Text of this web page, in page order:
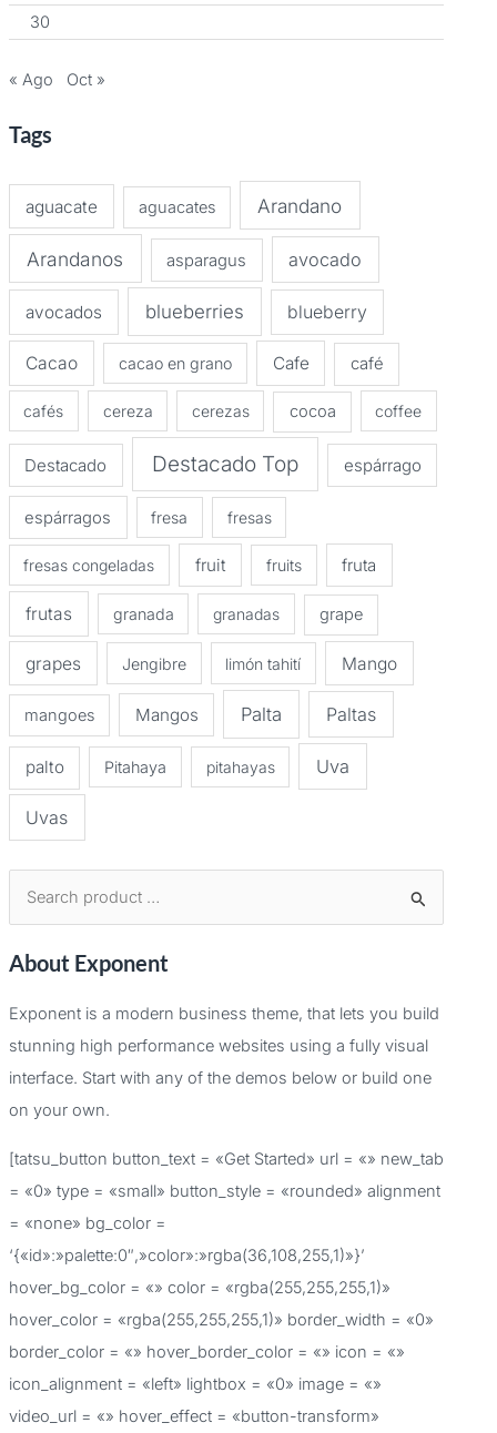
30
« Ago Oct »
Tags
aguacate aguacates Arandano
Arandanos asparagus avocado
avocados blueberries blueberry
Cacao cacao en grano Cafe café
cafés cereza cerezas cocoa coffee
Destacado Destacado Top espárrago
espárragos fresa fresas
fresas congeladas fruit fruits fruta
frutas granada granadas grape
grapes Jengibre limón tahití Mango
mangoes Mangos Palta Paltas
palto Pitahaya pitahayas Uva
Uvas
s
r
:
About Exponent
Exponent is a modern business theme, that lets you build
stunning high performance websites using a fully visual
interface. Start with any of the demos below or build one
on your own.
[tatsu_button button_text = «Get Started» url = «» new_tab
= «0» type = «small» button_style = «rounded» alignment
= «none» bg_color =
‘{«id»:»palette:0″,»color»:»rgba(36,108,255,1)»}’
hover_bg_color = «» color = «rgba(255,255,255,1)»
hover_color = «rgba(255,255,255,1)» border_width = «0»
border_color = «» hover_border_color = «» icon = «»
icon_alignment = «left» lightbox = «0» image = «»
video_url = «» hover_effect = «button-transform»